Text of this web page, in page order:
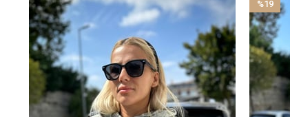
%19
İndirim
%19İndirim